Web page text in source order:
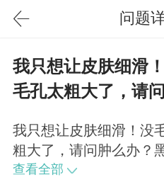
问题
我只想让皮肤细滑
毛孔太粗大了，请
我只想让皮肤细滑！没
粗大了，请问肿么办？
查看全部